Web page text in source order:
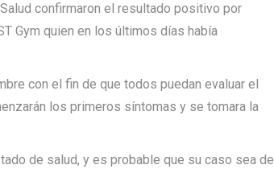
confirmaron el resultado positivo por
Gym quien en los últimos días había
con el fin de que todos puedan evaluar el
los primeros síntomas y se tomara la
de salud, y es probable que su caso sea de